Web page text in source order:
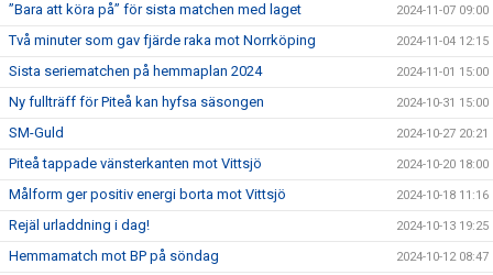
”Bara att köra på” för sista matchen med laget 2024-11-07 09:00
Två minuter som gav fjärde raka mot Norrköping 2024-11-04 12:15
Sista seriematchen på hemmaplan 2024 2024-11-01 15:00
Ny fullträff för Piteå kan hyfsa säsongen 2024-10-31 15:00
SM-Guld 2024-10-27 20:21
Piteå tappade vänsterkanten mot Vittsjö 2024-10-20 18:00
Målform ger positiv energi borta mot Vittsjö 2024-10-18 11:16
Rejäl urladdning i dag! 2024-10-13 19:25
Hemmamatch mot BP på söndag 2024-10-12 08:47